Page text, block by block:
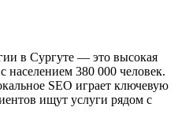
в Сургуте — это высокая
населением 380 000 человек.
SEO играет ключевую
ищут услуги рядом с